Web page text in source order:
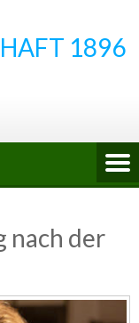
1896
nach der